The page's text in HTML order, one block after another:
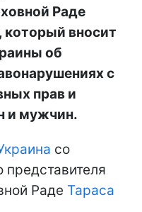
Раде
вносит
об
с
прав и
и мужчин.
со
представителя
Раде Тараса